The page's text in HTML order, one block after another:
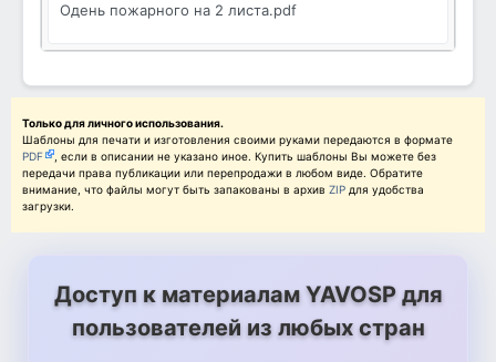
Одень пожарного на 2 листа.pdf
Только для личного использования.
Шаблоны для печати и изготовления своими руками передаются в формате
PDF
, если в описании не указано иное. Купить шаблоны Вы можете без
передачи права публикации или перепродажи в любом виде. Обратите
внимание, что файлы могут быть запакованы в архив ZIP для удобства
загрузки.
Доступ к материалам YAVOSP для
пользователей из любых стран